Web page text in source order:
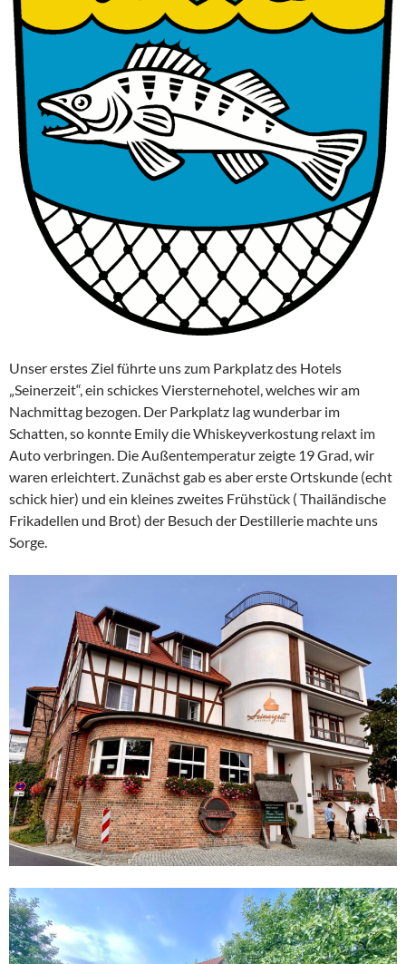
Unser erstes Ziel führte uns zum Parkplatz des Hotels
„Seinerzeit“, ein schickes Viersternehotel, welches wir am
Nachmittag bezogen. Der Parkplatz lag wunderbar im
Schatten, so konnte Emily die Whiskeyverkostung relaxt im
Auto verbringen. Die Außentemperatur zeigte 19 Grad, wir
waren erleichtert. Zunächst gab es aber erste Ortskunde (echt
schick hier) und ein kleines zweites Frühstück ( Thailändische
Frikadellen und Brot) der Besuch der Destillerie machte uns
Sorge.